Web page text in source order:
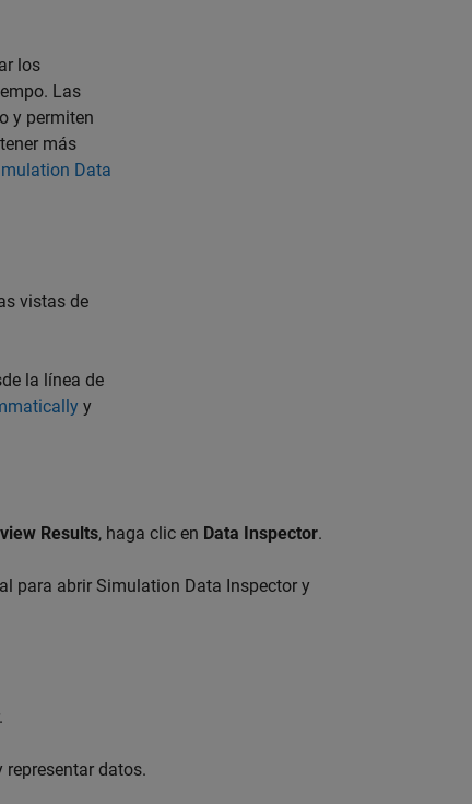
los
Las
y permiten
más
Data
vistas de
la línea de
y
Results, haga clic en Data Inspector.
para abrir Simulation Data Inspector y
datos.